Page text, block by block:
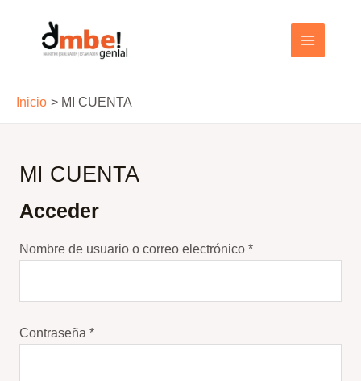
contenido
MAIN
Inicio MI CUENTA
MI CUENTA
Acceder
Nombre de usuario o correo electrónico *Obligatorio
Contraseña *Obligatorio